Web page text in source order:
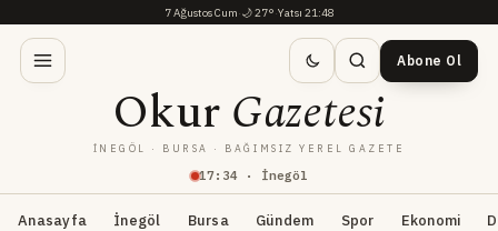
7 Ağustos Cum·🌙27°·Yatsı 21:48
17: 34· İnegöl
OkurGazetesi
İNEGÖL · BURSA · BAĞIMSIZ YEREL GAZETE
Abone Ol
Anasayfa İnegöl Bursa Gündem Spor Ekonomi